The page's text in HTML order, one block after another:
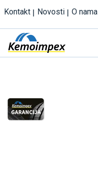
Kontakt Novosti O nama